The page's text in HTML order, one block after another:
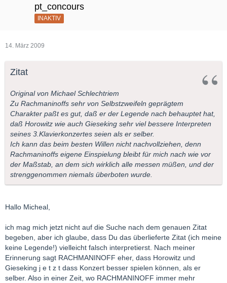
pt_concours
INAKTIV
14. März 2009
Zitat
Original von Michael Schlechtriem
Zu Rachmaninoffs sehr von Selbstzweifeln geprägtem
Charakter paßt es gut, daß er der Legende nach behauptet hat,
daß Horowitz wie auch Gieseking sehr viel bessere Interpreten
seines 3.Klavierkonzertes seien als er selber.
Ich kann das beim besten Willen nicht nachvollziehen, denn
Rachmaninoffs eigene Einspielung bleibt für mich nach wie vor
der Maßstab, an dem sich wirklich alle messen müßen, und der
strenggenommen niemals überboten wurde.
Hallo Micheal,
ich mag mich jetzt nicht auf die Suche nach dem genauen Zitat
begeben, aber ich glaube, dass Du das überlieferte Zitat (ich meine
keine Legende!) vielleicht falsch interpretierst. Nach meiner
Erinnerung sagt RACHMANINOFF eher, dass Horowitz und
Gieseking j e t z t dass Konzert besser spielen können, als er
selber. Also in einer Zeit, wo RACHMANINOFF immer mehr